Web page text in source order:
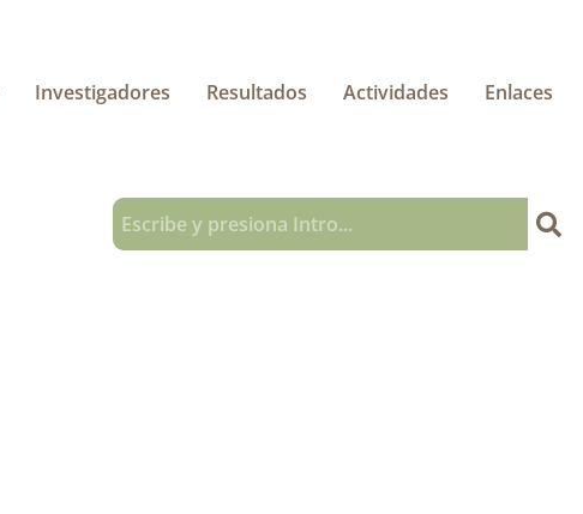
Investigadores Resultados Actividades Enlaces